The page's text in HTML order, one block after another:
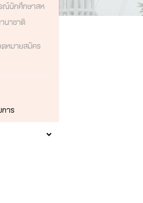
ณ์นักศึกษาสห
นาชาติ
ดหมายสมัคร
การ